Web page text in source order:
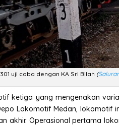
uji coba dengan KA Sri Bilah (
ketiga yang mengenakan
Lokomotif Medan, lokomotif
akhir. Operasional pertama